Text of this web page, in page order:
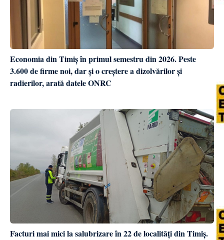
Economia din Timiș în primul semestru din 2026. Peste
3.600 de firme noi, dar și o creștere a dizolvărilor și
radierilor, arată datele ONRC
Facturi mai mici la salubrizare în 22 de localități din Timiș.